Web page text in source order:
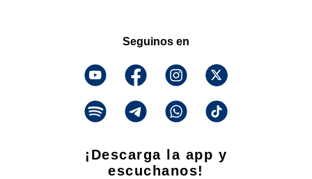
Seguinos en
¡Descarga la app y
escuchanos!